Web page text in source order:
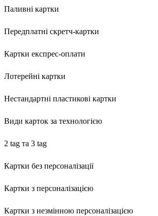
Паливні картки
Передплатні скретч-картки
Картки експрес-оплати
Лотерейні картки
Нестандартні пластикові картки
Види карток за технологією
2 tag та 3 tag
Картки без персоналізації
Картки з персоналізацією
Картки з незмінною персоналізацією